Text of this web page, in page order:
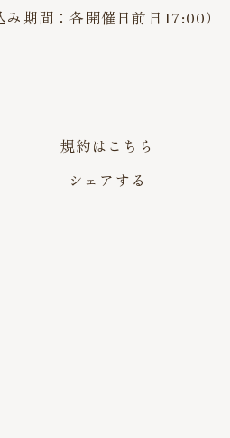
期間：各開催日前日17:00）
規約はこちら
シェアする